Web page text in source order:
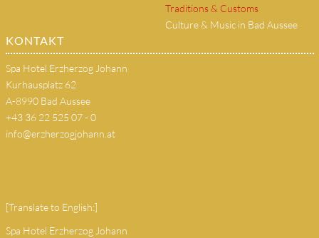
Traditions & Customs
Culture & Music in Bad Aussee
KONTAKT
Spa Hotel Erzherzog Johann
Kurhausplatz 62
A-8990 Bad Aussee
+43 36 22 525 07 - 0
info@erzherzogjohann.at
[Translate to English:]
Spa Hotel Erzherzog Johann